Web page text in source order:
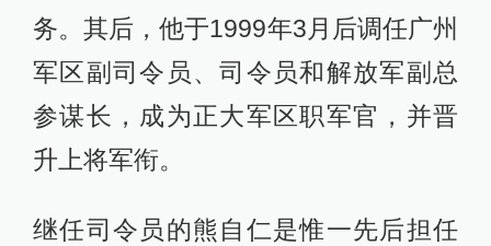
务。其后，他于1999年3月后调任广州
军区副司令员、司令员和解放军副总
参谋长，成为正大军区职军官，并晋
升上将军衔。
继任司令员的熊自仁是惟一先后担任